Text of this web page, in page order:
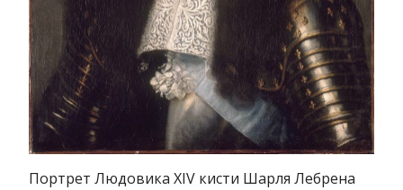
Портрет Людовика XIV кисти Шарля Лебрена